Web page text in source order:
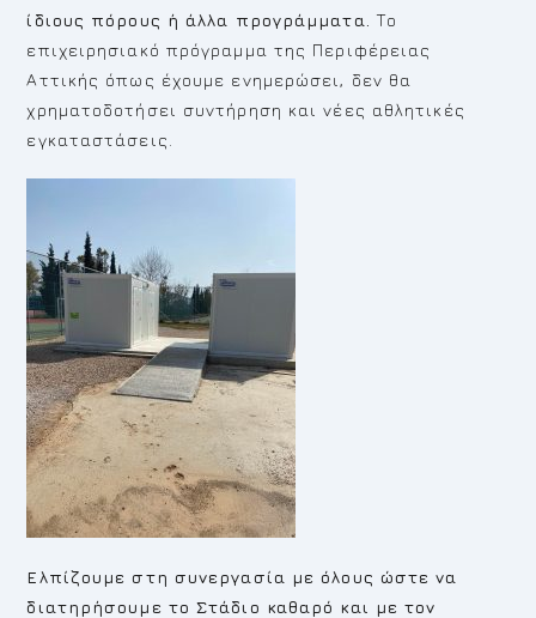
ίδιους πόρους ή άλλα προγράμματα. Το
επιχειρησιακό πρόγραμμα της Περιφέρειας
Αττικής όπως έχουμε ενημερώσει, δεν θα
χρηματοδοτήσει συντήρηση και νέες αθλητικές
εγκαταστάσεις.
Ελπίζουμε στη συνεργασία με όλους ώστε να
διατηρήσουμε το Στάδιο καθαρό και με τον